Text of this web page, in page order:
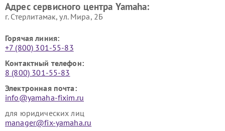
Адрес сервисного центра Yamaha:
г. Стерлитамак, ул. Мира, 2Б
Горячая линия:
+7 (800) 301-55-83
Контактный телефон:
8 (800) 301-55-83
Электронная почта:
info@yamaha-fixim.ru
для юридических лиц
manager@fix-yamaha.ru